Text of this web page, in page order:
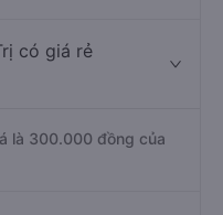
có giá rẻ
là 300.000 đồng của